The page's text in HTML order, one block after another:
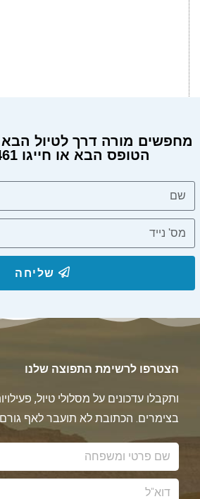
מחפשים מורה
מחפשים מורה דרך לטיול
הטופס הבא או חייגו 052-4282461
שליחה
הצטרפו לרשימת התפוצה שלנו
ותקבלו עדכונים על מסלולי טיול,
בצימרים. הכתובת לא תועבר לאף